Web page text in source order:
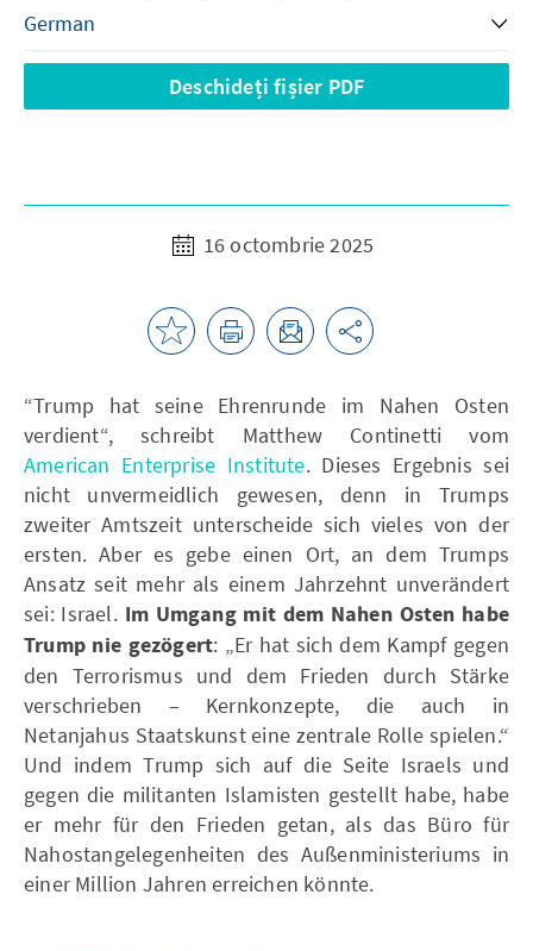
Deschideți fișier PDF
16 octombrie 2025
“Trump hat seine Ehrenrunde im Nahen Osten
verdient“, schreibt Matthew Continetti vom
American Enterprise Institute. Dieses Ergebnis sei
nicht unvermeidlich gewesen, denn in Trumps
zweiter Amtszeit unterscheide sich vieles von der
ersten. Aber es gebe einen Ort, an dem Trumps
Ansatz seit mehr als einem Jahrzehnt unverändert
sei: Israel. Im Umgang mit dem Nahen Osten habe
Trump nie gezögert: „Er hat sich dem Kampf gegen
den Terrorismus und dem Frieden durch Stärke
verschrieben – Kernkonzepte, die auch in
Netanjahus Staatskunst eine zentrale Rolle spielen.“
Und indem Trump sich auf die Seite Israels und
gegen die militanten Islamisten gestellt habe, habe
er mehr für den Frieden getan, als das Büro für
Nahostangelegenheiten des Außenministeriums in
einer Million Jahren erreichen könnte.